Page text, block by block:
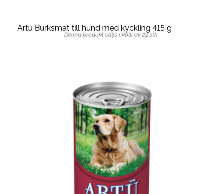
Artu Burksmat till hund med kyckling 415 g
Denna produkt säljs i kolli av 24 stk